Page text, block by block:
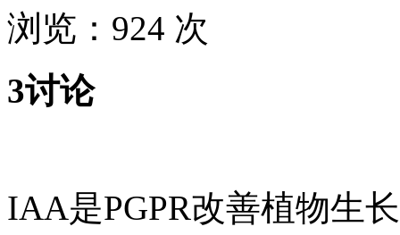
浏览： 924 次
3讨论
IAA是PGPR改善植物生